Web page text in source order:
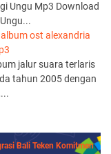
Ungu Mp3 Download
ost alexandria
jalur suara terlaris
tahun 2005 dengan
Bali Teken Komitmen